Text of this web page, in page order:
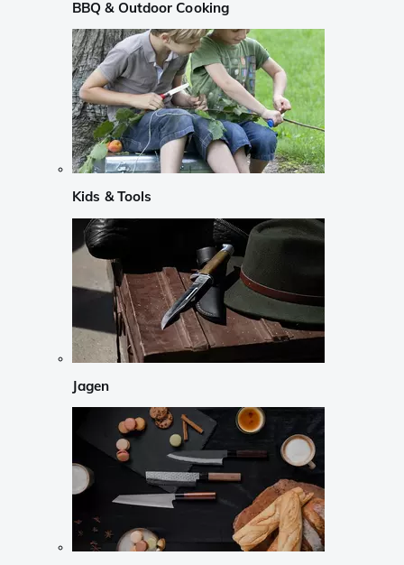
BBQ & Outdoor Cooking
Kids & Tools
Jagen